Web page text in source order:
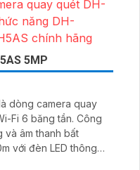
5MP
dòng camera quay
Fi 6 băng tần. Công
và âm thanh bất
với đèn LED thông